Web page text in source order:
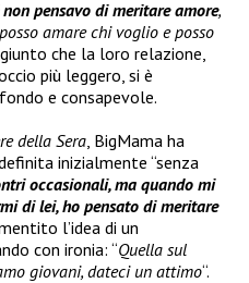
pensavo di meritare amore,
amare chi voglio e posso
che la loro relazione,
più leggero, si è
e consapevole.
della Sera , BigMama ha
inizialmente “senza
occasionali, ma quando mi
di lei, ho pensato di meritare
l’idea di un
con ironia: “Quella sul
giovani, dateci un attimo“.